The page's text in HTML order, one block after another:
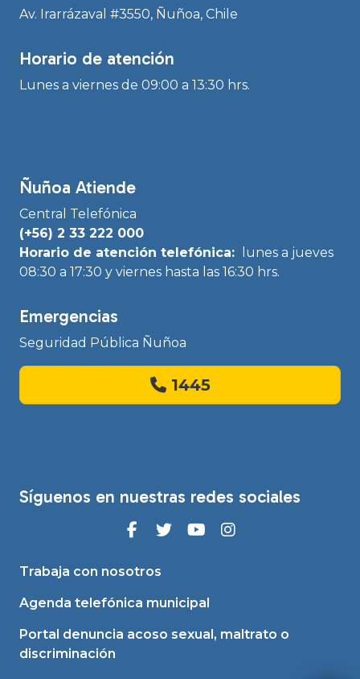
Av. Irarrázaval #3550, Ñuñoa, Chile
Horario de atención
Lunes a viernes de 09:00 a 13:30 hrs.
Ñuñoa Atiende
Central Telefónica
(+56) 2 33 222 000
Horario de atención telefónica:
lunes a jueves
08:30 a 17:30 y viernes hasta las 16:30 hrs.
Emergencias
Seguridad Pública Ñuñoa
1445
Síguenos en nuestras redes sociales
Trabaja con nosotros
Agenda telefónica municipal
Portal denuncia acoso sexual, maltrato o
discriminación